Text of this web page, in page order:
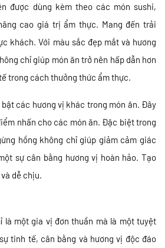
được dùng kèm theo các món sushi,
cao giá trị ẩm thực. Mang đến trải
khách. Với màu sắc đẹp mắt và hương
chỉ giúp món ăn trở nên hấp dẫn hơn
trong cách thưởng thức ẩm thực.
các hương vị khác trong món ăn. Đây
nhấn cho các món ăn. Đặc biệt trong
hồng không chỉ giúp giảm cảm giác
sự cân bằng hương vị hoàn hảo. Tạo
dễ chịu.
là một gia vị đơn thuần mà là một tuyệt
tinh tế, cân bằng và hương vị độc đáo